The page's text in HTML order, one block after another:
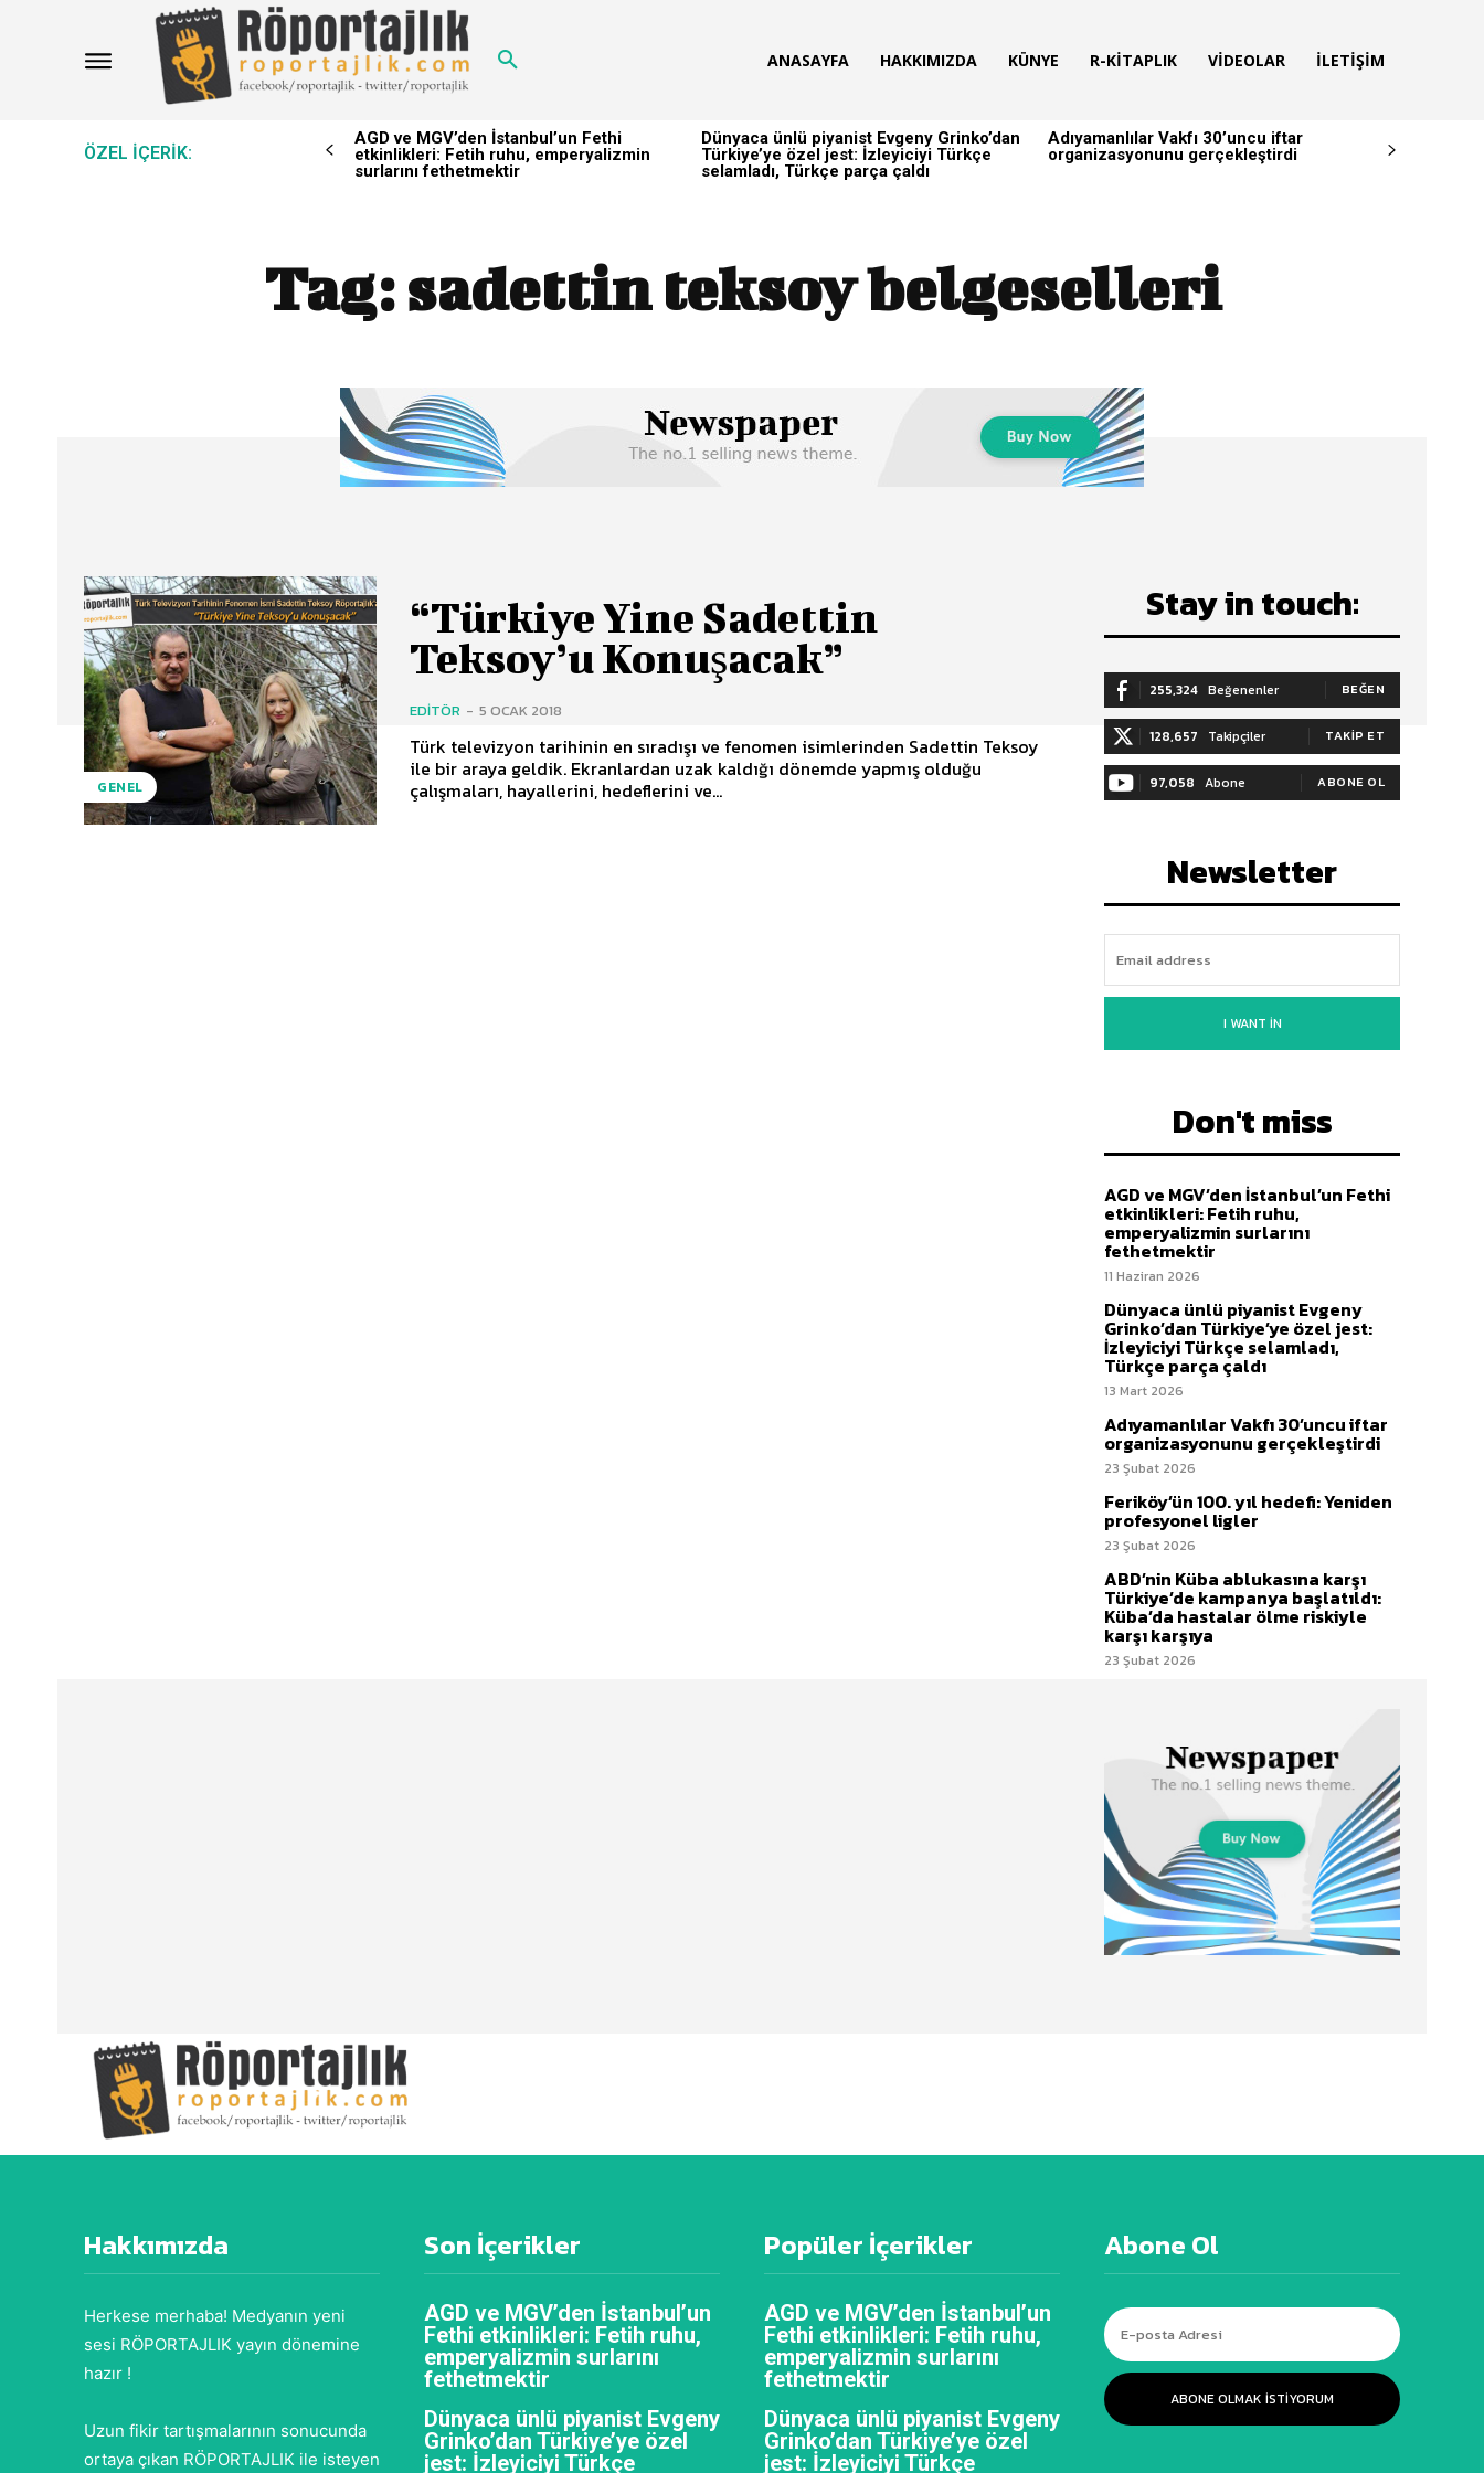
ANASAYFA HAKKIMIZDA KÜNYE R-KITAPLIK VIDEOLAR İLETIŞIM
ÖZEL IÇERIK:
AGD ve MGV’den İstanbul’un Fethi
etkinlikleri: Fetih ruhu, emperyalizmin
surlarını fethetmektir
Dünyaca ünlü piyanist Evgeny Grinko’dan
Türkiye’ye özel jest: İzleyiciyi Türkçe
selamladı, Türkçe parça çaldı
Adıyamanlılar Vakfı 30’uncu iftar
organizasyonunu gerçekleştirdi
Tag:sadettin teksoy belgeselleri
GENEL
“Türkiye Yine Sadettin
Teksoy’u Konuşacak”
EDITÖR - 5 OCAK 2018
Türk televizyon tarihinin en sıradışı ve fenomen isimlerinden Sadettin Teksoy
ile bir araya geldik. Ekranlardan uzak kaldığı dönemde yapmış olduğu
çalışmaları, hayallerini, hedeflerini ve...
Stay in touch:
255,324 Beğenenler BEĞEN
128,657 Takipçiler TAKIP ET
97,058 Abone ABONE OL
Newsletter
I WANT IN
Don't miss
AGD ve MGV’den İstanbul’un Fethi
etkinlikleri: Fetih ruhu,
emperyalizmin surlarını
fethetmektir
11 Haziran 2026
Dünyaca ünlü piyanist Evgeny
Grinko’dan Türkiye’ye özel jest:
İzleyiciyi Türkçe selamladı,
Türkçe parça çaldı
13 Mart 2026
Adıyamanlılar Vakfı 30’uncu iftar
organizasyonunu gerçekleştirdi
23 Şubat 2026
Feriköy’ün 100. yıl hedefi: Yeniden
profesyonel ligler
23 Şubat 2026
ABD’nin Küba ablukasına karşı
Türkiye’de kampanya başlatıldı:
Küba’da hastalar ölme riskiyle
karşı karşıya
23 Şubat 2026
Hakkımızda
Herkese merhaba! Medyanın yeni
sesi RÖPORTAJLIK yayın dönemine
hazır !
Uzun fikir tartışmalarının sonucunda
ortaya çıkan RÖPORTAJLIK ile isteyen
Son İçerikler
AGD ve MGV’den İstanbul’un
Fethi etkinlikleri: Fetih ruhu,
emperyalizmin surlarını
fethetmektir
Dünyaca ünlü piyanist Evgeny
Grinko’dan Türkiye’ye özel
jest: İzleyiciyi Türkçe
Popüler İçerikler
AGD ve MGV’den İstanbul’un
Fethi etkinlikleri: Fetih ruhu,
emperyalizmin surlarını
fethetmektir
Dünyaca ünlü piyanist Evgeny
Grinko’dan Türkiye’ye özel
jest: İzleyiciyi Türkçe
Abone Ol
ABONE OLMAK ISTIYORUM